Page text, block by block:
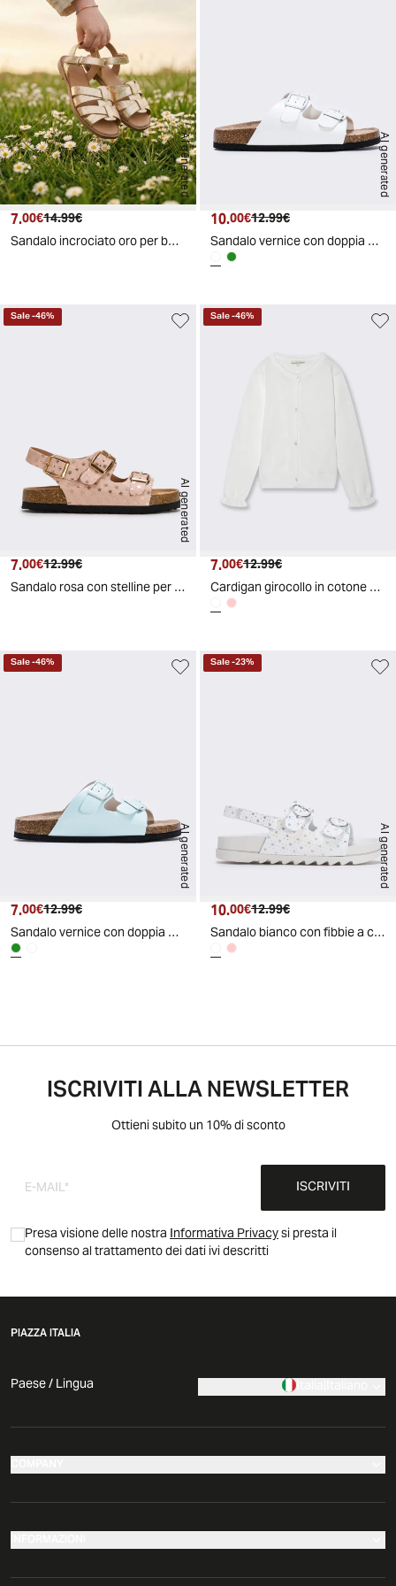
AI generated
Prezzo attuale
7.00€ Prezzo originale
14.99€
Sandalo incrociato oro per bambina - Oro
AI generated
Prezzo attuale
10.00€ Prezzo originale
12.99€
Sandalo vernice con doppia fibbia bambina - Bianco
AI generated
Sale-46%
Prezzo attuale
7.00€ Prezzo originale
12.99€
Sandalo rosa con stelline per bambina - Rosa
Sale-46%
Prezzo attuale
7.00€ Prezzo originale
12.99€
Cardigan girocollo in cotone per bambina - Bianco
AI generated
Sale-46%
Prezzo attuale
7.00€ Prezzo originale
12.99€
Sandalo vernice con doppia fibbia bambina - Verde menta
AI generated
Sale-23%
Prezzo attuale
10.00€ Prezzo originale
12.99€
Sandalo bianco con fibbie a cuore bambina - Bianco
ISCRIVITI ALLA NEWSLETTER
Ottieni subito un 10% di sconto
ISCRIVITI
Presa visione delle nostraInformativa Privacysi presta il
consenso al trattamento dei dati ivi descritti
PIAZZA ITALIA
Paese / Lingua Italia|Italiano
I nostri negozi
Azienda